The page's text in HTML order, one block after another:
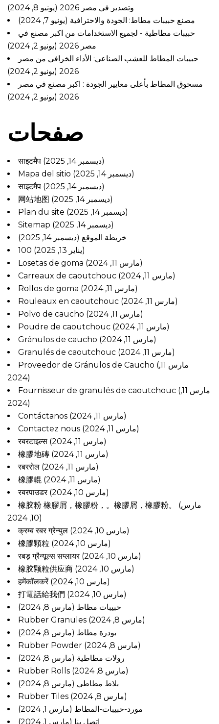
وتصدير في مصر 2026
(يونيو 8, 2024)
مصنع حبيبات مطاط: الجودة والاحترافية (يونيو 7, 2024)
حبيبات مطاطية - لجميع الاستخدامات من اكبر مصنع في
مصر 2026
(يونيو 2, 2024)
حبيبات المطاط للعشب الصناعي: الأداء الخرافي من مصر
2026 (يونيو 2, 2024)
مسحوق المطاط بأعلى معايير الجودة : اكبر مصنع في مصر
2026 (يونيو 2, 2024)
صفحات
साइटमैप
(ديسمبر 14, 2025)
Mapa del sitio
(ديسمبر 14, 2025)
साइटमैप
(ديسمبر 14, 2025)
网站地图
(ديسمبر 14, 2025)
Plan du site
(ديسمبر 14, 2025)
Sitemap
(ديسمبر 14, 2025)
خريطة الموقع (ديسمبر 14, 2025)
100
(يناير 13, 2025)
Losetas de goma
(مارس 11, 2024)
Carreaux de caoutchouc
(مارس 11, 2024)
Rollos de goma
(مارس 11, 2024)
Rouleaux en caoutchouc
(مارس 11, 2024)
Polvo de caucho
(مارس 11, 2024)
Poudre de caoutchouc
(مارس 11, 2024)
Gránulos de caucho
(مارس 11, 2024)
Granulés de caoutchouc
(مارس 11, 2024)
Proveedor de Gránulos de Caucho (مارس 11,
2024)
Fournisseur de granulés de caoutchouc (مارس 11,
2024)
Contáctanos
(مارس 11, 2024)
Contactez nous
(مارس 11, 2024)
रबरटाइल्स
(مارس 11, 2024)
橡膠地磚
(مارس 11, 2024)
रबररोल
(مارس 11, 2024)
橡膠輥
(مارس 11, 2024)
रबरपाउडर
(مارس 10, 2024)
橡胶粉 橡膠屑，橡膠粉，。橡膠屑，橡膠粉。
(مارس
10, 2024)
क्रम्ब रबर ग्रेन्युल
(مارس 10, 2024)
橡膠顆粒
(مارس 10, 2024)
रबड़ ग्रैन्यूल्स सप्लायर
(مارس 10, 2024)
橡胶颗粒供应商
(مارس 10, 2024)
हमेंकॉलकरें
(مارس 10, 2024)
打電話給我們
(مارس 10, 2024)
حبيبات مطاط (مارس 8, 2024)
Rubber Granules
(مارس 8, 2024)
بودرة مطاط (مارس 8, 2024)
Rubber Powder
(مارس 8, 2024)
رولات مطاطية (مارس 8, 2024)
Rubber Rolls
(مارس 8, 2024)
بلاط مطاطي (مارس 8, 2024)
Rubber Tiles
(مارس 8, 2024)
مورد-حبيبات-المطاط (مارس 1, 2024)
اتصل بنا (مارس 1, 2024)